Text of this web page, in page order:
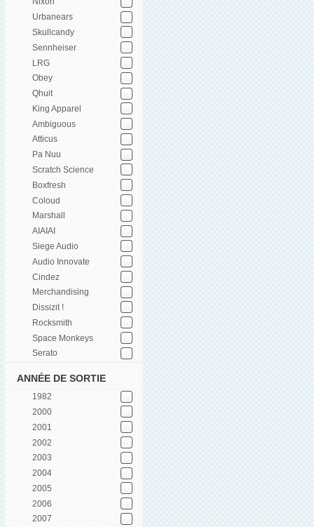
Urbanears
Skullcandy
Sennheiser
LRG
Obey
Qhuit
King Apparel
Ambiguous
Atticus
Pa Nuu
Scratch Science
Boxfresh
Coloud
Marshall
AIAIAI
Siege Audio
Audio Innovate
Cindez
Merchandising
Dissizit !
Rocksmith
Space Monkeys
Serato
ANNÉE DE SORTIE
1982
2000
2001
2002
2003
2004
2005
2006
2007